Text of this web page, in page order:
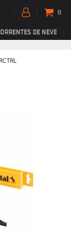
DE NEVE
0